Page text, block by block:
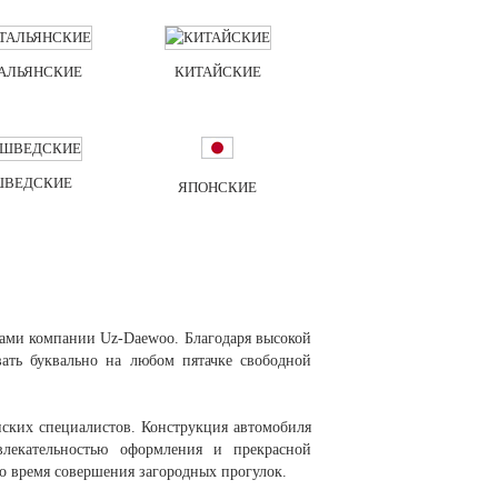
КИТАЙСКИЕ
ЯПОНСКИЕ
компании Uz-Daewoo. Благодаря высокой
буквально на любом пятачке свободной
специалистов. Конструкция автомобиля
оформления и прекрасной
время совершения загородных прогулок.